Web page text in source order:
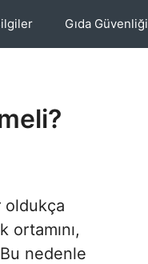
Gıda Güvenliği
oldukça
nedenle